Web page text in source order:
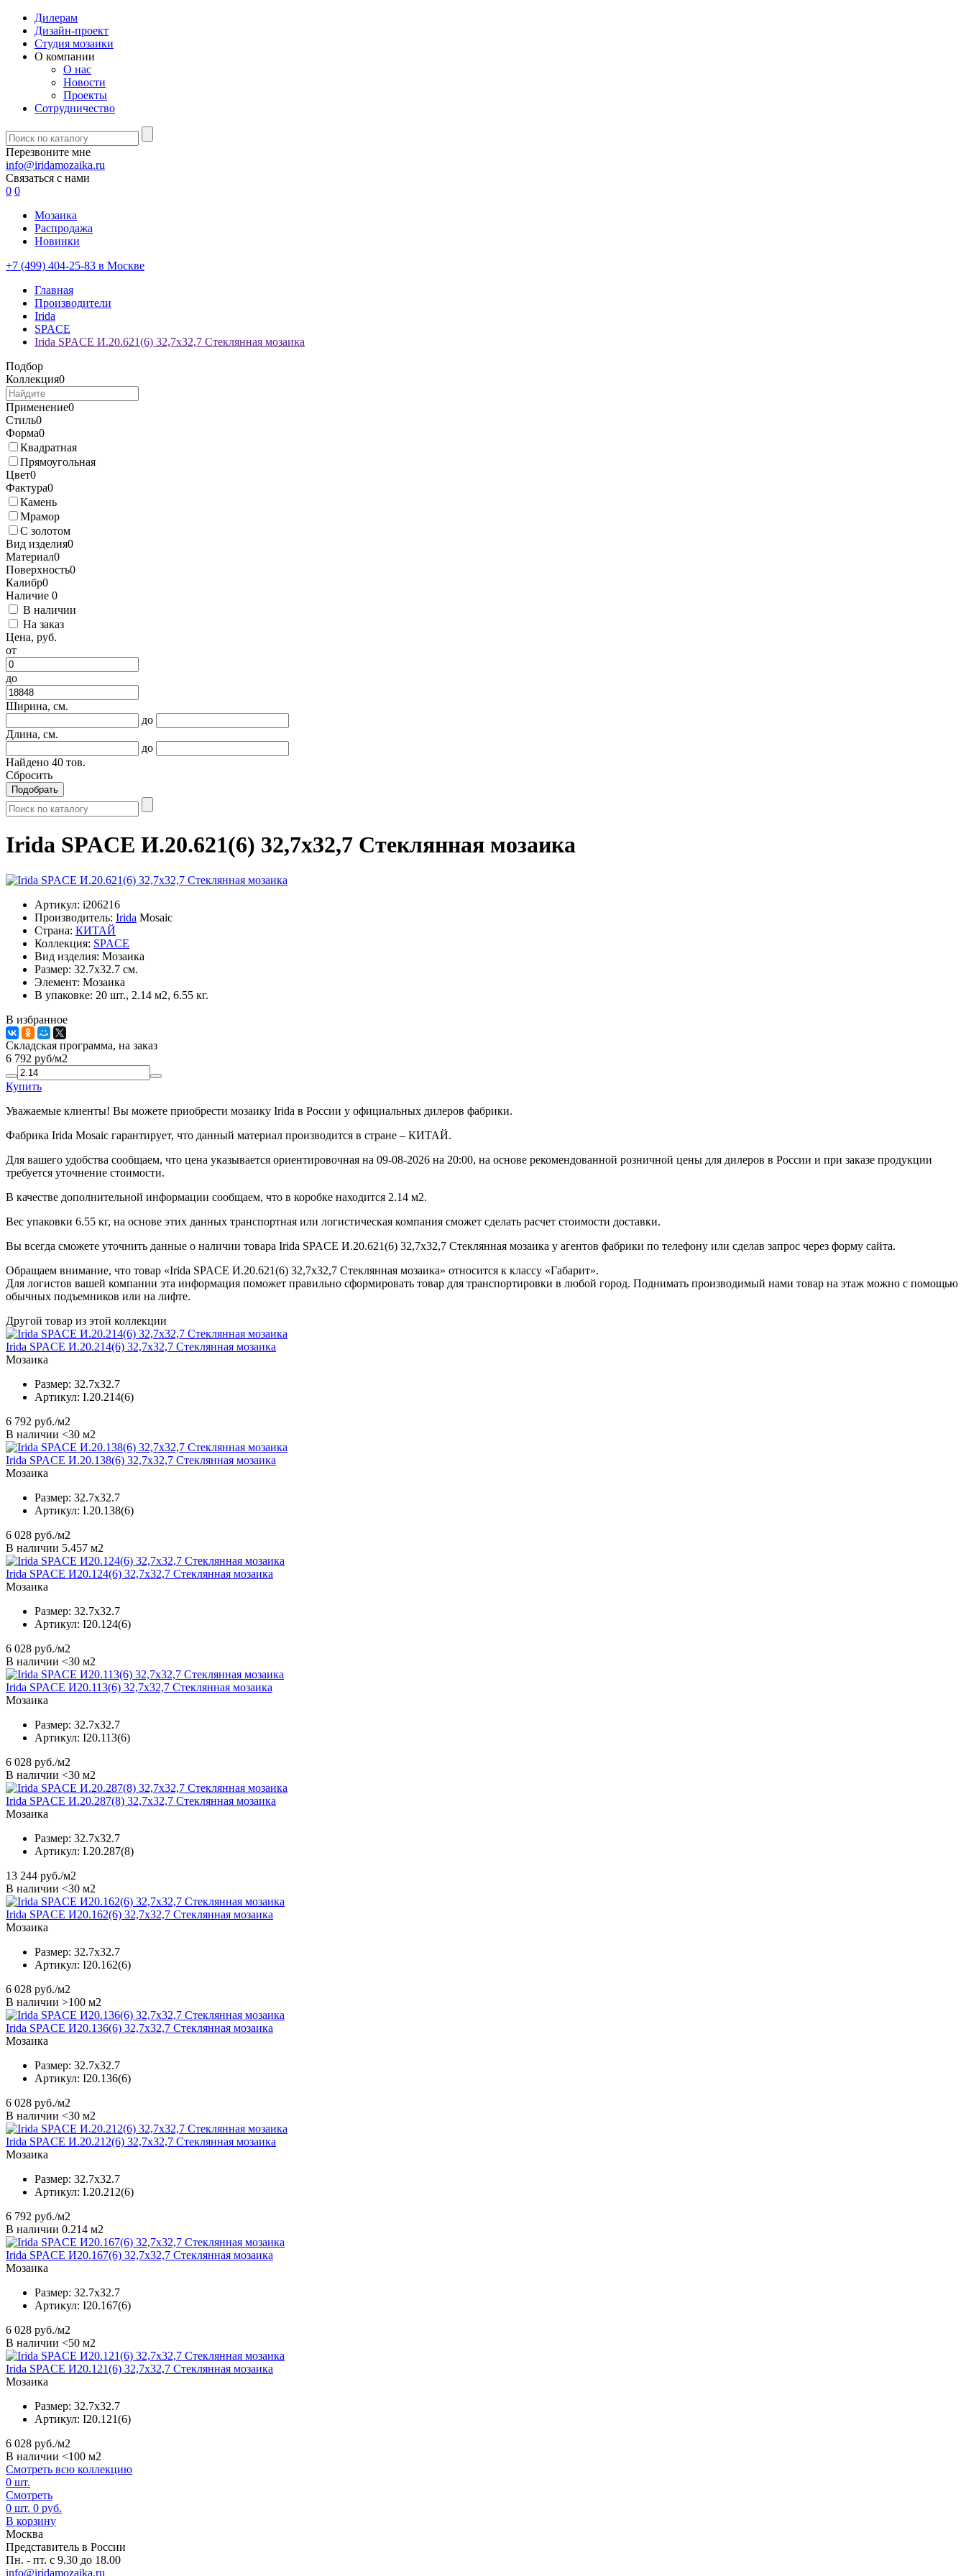
Дилерам
Дизайн-проект
Студия мозаики
О компании
О нас
Новости
Проекты
Сотрудничество
Перезвоните мне
info@iridamozaika.ru
Связаться с нами
0 0
Мозаика
Распродажа
Новинки
+7 (499) 404-25-83 в Москве
Главная
Производители
Irida
SPACE
Irida SPACE И.20.621(6) 32,7x32,7 Стеклянная мозаика
Подбор
Коллекция0
Применение0
Стиль0
Форма0
Квадратная
Прямоугольная
Цвет0
Фактура0
Камень
Мрамор
С золотом
Вид изделия0
Материал0
Поверхность0
Калибр0
Наличие 0
В наличии
На заказ
Цена, руб.
от
до
Ширина, см.
до
Длина, см.
до
Найдено 40 тов.
Сбросить
Подобрать
Irida SPACE И.20.621(6) 32,7x32,7 Стеклянная мозаика
Артикул: i206216
Производитель: Irida Mosaic
Страна: КИТАЙ
Коллекция: SPACE
Вид изделия: Мозаика
Размер: 32.7x32.7 см.
Элемент: Мозаика
В упаковке: 20 шт., 2.14 м2, 6.55 кг.
В избранное
Складская программа, на заказ
6 792 руб/м2
Купить
Уважаемые клиенты! Вы можете приобрести мозаику Irida в России у официальных дилеров фабрики.
Фабрика Irida Mosaic гарантирует, что данный материал производится в стране – КИТАЙ.
Для вашего удобства сообщаем, что цена указывается ориентировочная на 09-08-2026 на 20:00, на основе рекомендованной розничной цены для дилеров в России и при заказе продукции
требуется уточнение стоимости.
В качестве дополнительной информации сообщаем, что в коробке находится 2.14 м2.
Вес упаковки 6.55 кг, на основе этих данных транспортная или логистическая компания сможет сделать расчет стоимости доставки.
Вы всегда сможете уточнить данные о наличии товара Irida SPACE И.20.621(6) 32,7x32,7 Стеклянная мозаика у агентов фабрики по телефону или сделав запрос через форму сайта.
Обращаем внимание, что товар «Irida SPACE И.20.621(6) 32,7x32,7 Стеклянная мозаика» относится к классу «Габарит».
Для логистов вашей компании эта информация поможет правильно сформировать товар для транспортировки в любой город. Поднимать производимый нами товар на этаж можно с помощью
обычных подъемников или на лифте.
Другой товар из этой коллекции
Irida SPACE И.20.214(6) 32,7x32,7 Стеклянная мозаика
Мозаика
Размер: 32.7x32.7
Артикул: I.20.214(6)
6 792 руб./м2
В наличии <30 м2
Irida SPACE И.20.138(6) 32,7x32,7 Стеклянная мозаика
Мозаика
Размер: 32.7x32.7
Артикул: I.20.138(6)
6 028 руб./м2
В наличии 5.457 м2
Irida SPACE И20.124(6) 32,7x32,7 Стеклянная мозаика
Мозаика
Размер: 32.7x32.7
Артикул: I20.124(6)
6 028 руб./м2
В наличии <30 м2
Irida SPACE И20.113(6) 32,7x32,7 Стеклянная мозаика
Мозаика
Размер: 32.7x32.7
Артикул: I20.113(6)
6 028 руб./м2
В наличии <30 м2
Irida SPACE И.20.287(8) 32,7x32,7 Стеклянная мозаика
Мозаика
Размер: 32.7x32.7
Артикул: I.20.287(8)
13 244 руб./м2
В наличии <30 м2
Irida SPACE И20.162(6) 32,7x32,7 Стеклянная мозаика
Мозаика
Размер: 32.7x32.7
Артикул: I20.162(6)
6 028 руб./м2
В наличии >100 м2
Irida SPACE И20.136(6) 32,7x32,7 Стеклянная мозаика
Мозаика
Размер: 32.7x32.7
Артикул: I20.136(6)
6 028 руб./м2
В наличии <30 м2
Irida SPACE И.20.212(6) 32,7x32,7 Стеклянная мозаика
Мозаика
Размер: 32.7x32.7
Артикул: I.20.212(6)
6 792 руб./м2
В наличии 0.214 м2
Irida SPACE И20.167(6) 32,7x32,7 Стеклянная мозаика
Мозаика
Размер: 32.7x32.7
Артикул: I20.167(6)
6 028 руб./м2
В наличии <50 м2
Irida SPACE И20.121(6) 32,7x32,7 Стеклянная мозаика
Мозаика
Размер: 32.7x32.7
Артикул: I20.121(6)
6 028 руб./м2
В наличии <100 м2
Смотреть всю коллекцию
0 шт.
Смотреть
0 шт. 0 руб.
В корзину
Москва
Представитель в России
Пн. - пт. с 9.30 до 18.00
info@iridamozaika.ru